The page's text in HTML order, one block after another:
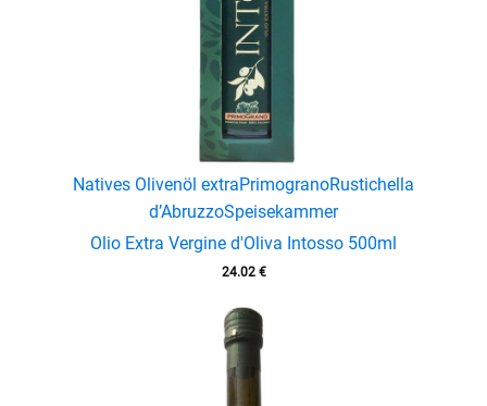
Natives Olivenöl extraPrimogranoRustichella
d’AbruzzoSpeisekammer
Olio Extra Vergine d'Oliva Intosso 500ml
24.02 €